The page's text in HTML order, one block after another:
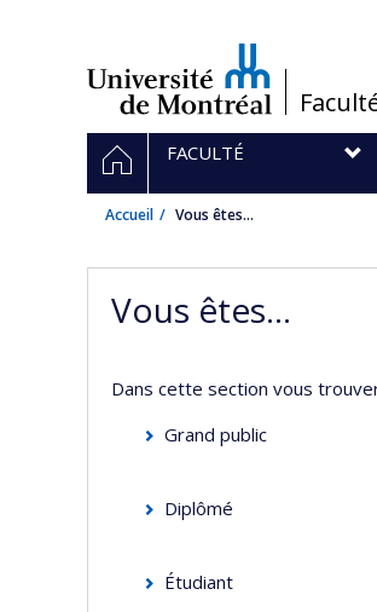
/
Navigation
principale
ACCUEIL
FACULTÉ
Accueil Vous êtes...
Vous êtes...
Dans cette section vous
Grand public
Diplômé
Étudiant